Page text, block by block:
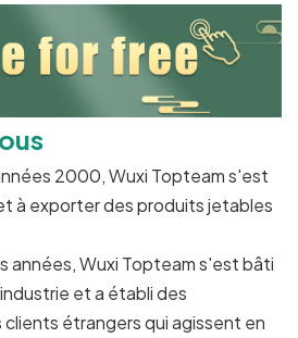
2000, Wuxi Topteam s'est
à exporter des produits jetables
années, Wuxi Topteam s'est bâti
et a établi des
étrangers qui agissent en